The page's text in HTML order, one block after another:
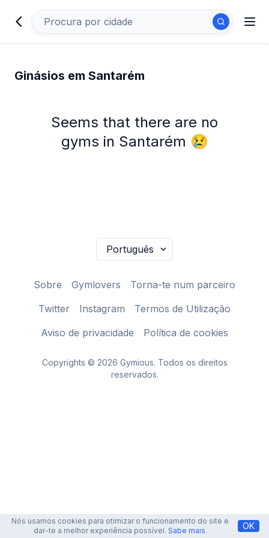
Ginásios em Santarém
Seems that there are no
gyms in Santarém 😢
Sobre Gymlovers
Torna-te num parceiro
Twitter
Instagram
Termos de Utilização
Aviso de privacidade
Política de cookies
Copyrights © 2026 Gymious. Todos os direitos
reservados.
Nós usamos cookies para otimizar o funcionamento do site e
dar-te a melhor experiência possível. Sabe mais. OK